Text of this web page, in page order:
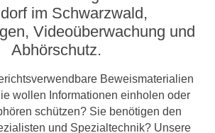
im Schwarzwald,
Video­­überwachung und
Abhörschutz.
Beweismaterialien
wollen Informationen einholen oder
schützen? Sie benötigen den
und Spezialtechnik? Unsere